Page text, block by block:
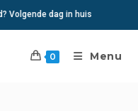
Volgende dag in huis
0 Menu